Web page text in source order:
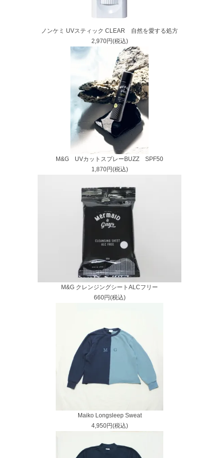
ノンケミ UVスティック CLEAR 自然を愛する処方
2,970円(税込)
M&G UVカットスプレーBUZZ SPF50
1,870円(税込)
M&G クレンジングシートALCフリー
660円(税込)
Maiko Longsleep Sweat
4,950円(税込)